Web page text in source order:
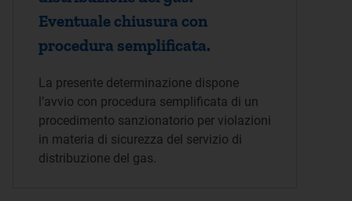
Eventuale chiusura con
procedura semplificata.
La presente determinazione dispone
l’avvio con procedura semplificata di un
procedimento sanzionatorio per violazioni
in materia di sicurezza del servizio di
distribuzione del gas.